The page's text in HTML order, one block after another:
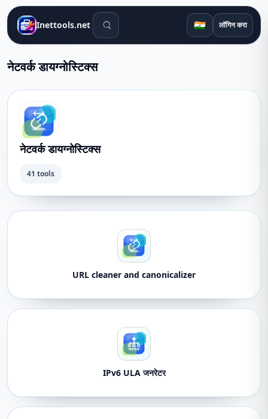
Inettools.net शोध साधने 🇮🇳 लॉगिन करा
नेटवर्क डायग्नोस्टिक्स
नेटवर्क डायग्नोस्टिक्स
41 tools
URL cleaner and canonicalizer
IPv6 ULA जनरेटर